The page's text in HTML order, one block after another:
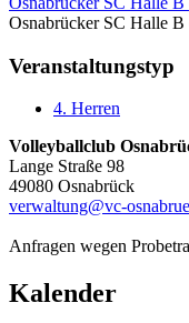
Osnabrücker SC Halle
Veranstaltungstyp
4. Herren
Volleyballclub
Lange Straße 98
49080 Osnabrück
verwaltung@vc-
Anfragen wegen
Kalender